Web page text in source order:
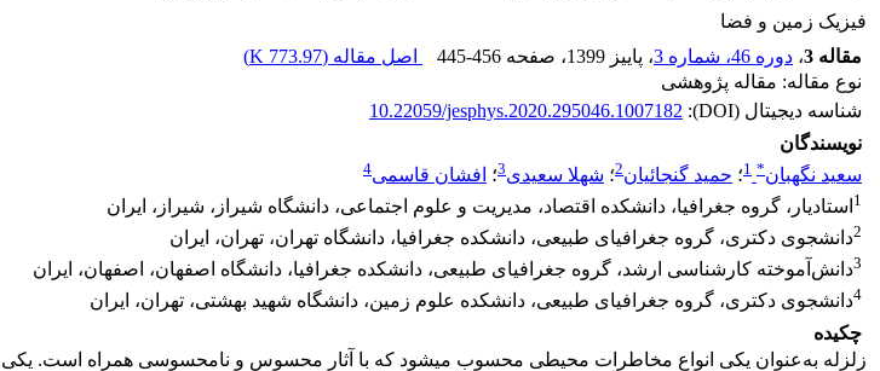
فیزیک زمین و فضا
مقاله 3
، دوره 46، شماره 3 ، پاییز 1399 ، صفحه 445-456 اصل مقاله (773.97 K
)
نوع مقاله: مقاله پژوهشی
شناسه دیجیتال (DOI):
10.22059/jesphys.2020.295046.1007182
نویسندگان
سعید نگهبان*
1؛ حمید گنجائیان2؛ شهلا سعیدی3؛ افشان قاسمی4
1 استادیار، گروه جغرافیا، دانشکده اقتصاد، مدیریت و علوم اجتماعی، دانشگاه شیراز، شیراز، ایران
2دانشجوی دکتری، گروه جغرافیای طبیعی، دانشکده جغرافیا، دانشگاه تهران، تهران، ایران
3دانش‌آموخته کارشناسی ارشد، گروه جغرافیای طبیعی، دانشکده جغرافیا، دانشگاه اصفهان، اصفهان، ایران
4دانشجوی دکتری، گروه جغرافیای طبیعی، دانشکده علوم زمین، دانشگاه شهید بهشتی، تهران، ایران
چکیده
زلزله به‌عنوان یکی انواع مخاطرات محیطی محسوب می­شود که با آثار محسوس و نامحسوسی همراه است. یکی از